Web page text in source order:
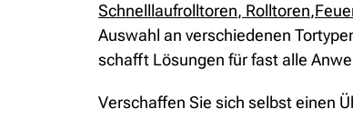
Schnelllaufrolltoren, Rolltoren,
Auswahl an verschiedenen
schafft Lösungen für fast alle
Verschaffen Sie sich selbst einen